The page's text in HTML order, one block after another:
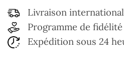
Livraison
Programme de
Expédition sous 24